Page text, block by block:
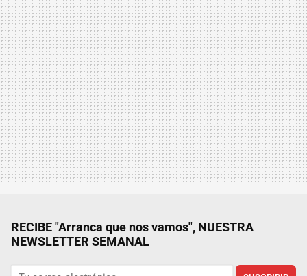
RECIBE "Arranca que nos vamos", NUESTRA
NEWSLETTER SEMANAL